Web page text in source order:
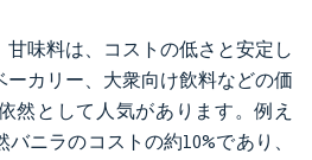
味料は、コストの低さと安定し
カリー、大衆向け飲料などの価
然として人気があります。例え
ニラのコストの約10%であり、